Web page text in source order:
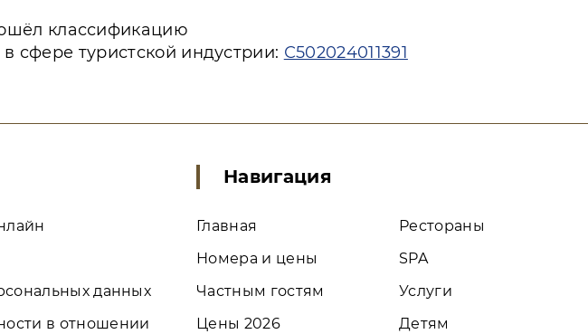
классификацию
сфере туристской индустрии: С502024011391
данных
в отношении
Навигация
Главная
Номера и цены
Частным гостям
Цены 2026
Рестораны
SPA
Услуги
Детям